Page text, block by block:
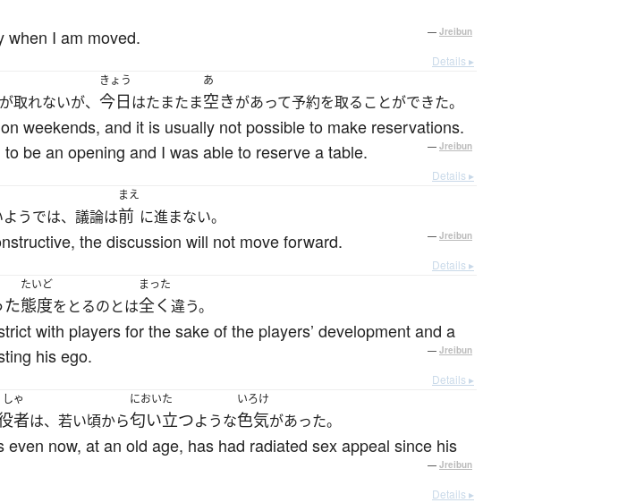
when I am moved. — Jreibun
Details ▸
取れないが、
きょう
今日はたまたま
あ
空きがあって予約を取ることができた。
weekends, and it is usually not possible to make reservations.
be an opening and I was able to reserve a table.
— Jreibun
Details ▸
うでは、議論は
まえ
前 に進まない。
the discussion will not move forward. — Jreibun
Details ▸
た
たいど
態度をとるのとは
まった
全く 違う。
with players for the sake of the players’ development and a
his ego.
— Jreibun
Details ▸
ゃ
者は、若い頃から
においた
匂い立つような
いろけ
色気があった。
now, at an old age, has had radiated sex appeal since his
— Jreibun
Details ▸